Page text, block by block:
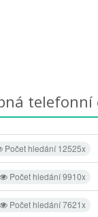
telefonní
Počet hledání 12525x
Počet hledání 9910x
Počet hledání 7621x